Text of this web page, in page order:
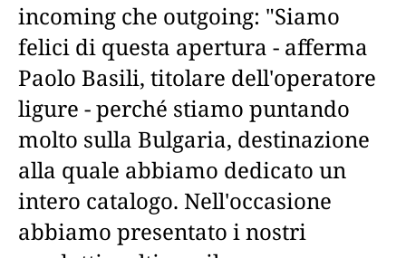
incoming che outgoing: "Siamo
felici di questa apertura - afferma
Paolo Basili, titolare dell'operatore
ligure - perché stiamo puntando
molto sulla Bulgaria, destinazione
alla quale abbiamo dedicato un
intero catalogo. Nell'occasione
abbiamo presentato i nostri